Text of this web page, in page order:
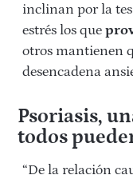
inclinan por la
estrés los que
otros mantienen
desencadena
Psoriasis,
todos
“De la relación